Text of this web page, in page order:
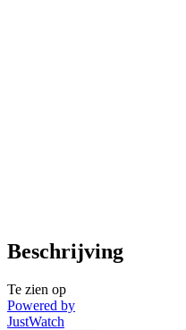
Beschrijving
Te zien op
Powered by
JustWatch